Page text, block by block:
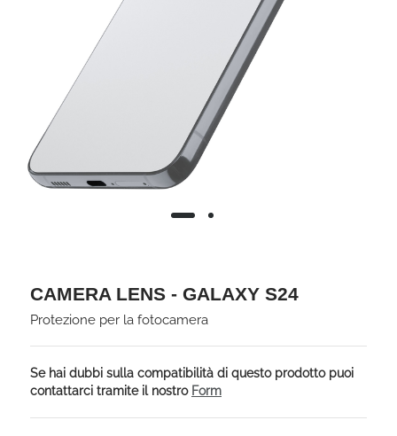
CAMERA LENS - GALAXY S24
Protezione per la fotocamera
Se hai dubbi sulla compatibilità di questo prodotto puoi
contattarci tramite il nostro Form